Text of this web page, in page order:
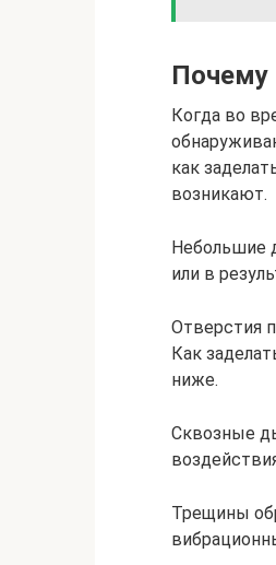
Почему
Когда во
как
возникают.
Небольшие
или в
Отверстия
Как
ниже.
Сквозные
Трещины